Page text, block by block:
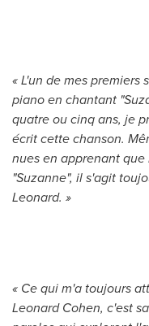
« L'un de mes
piano en chantant
quatre ou cinq ans, je
écrit cette chanson.
nues en apprenant
"Suzanne", il s'agit
Leonard. »
« Ce qui m'a toujours
Leonard Cohen, c'est